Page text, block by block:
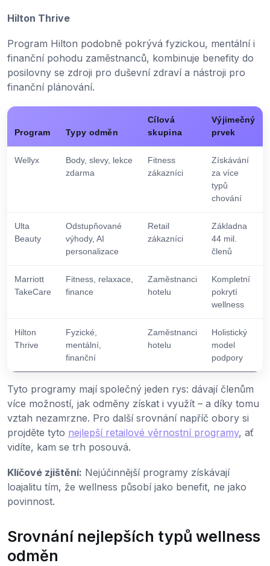
Hilton Thrive
Program Hilton podobně pokrývá fyzickou, mentální i
finanční pohodu zaměstnanců, kombinuje benefity do
posilovny se zdroji pro duševní zdraví a nástroji pro
finanční plánování.
Program Typy odměn
Cílová
skupina
Výjimečný
prvek
Wellyx
Body, slevy, lekce
zdarma
Fitness
zákazníci
Získávání
za více
typů
chování
Ulta
Beauty
Odstupňované
výhody, AI
personalizace
Retail
zákazníci
Základna
44 mil.
členů
Marriott
TakeCare
Fitness, relaxace,
finance
Zaměstnanci
hotelu
Kompletní
pokrytí
wellness
Hilton
Thrive
Fyzické,
mentální,
finanční
Zaměstnanci
hotelu
Holistický
model
podpory
Tyto programy mají společný jeden rys: dávají členům
více možností, jak odměny získat i využít – a díky tomu
vztah nezamrzne. Pro další srovnání napříč obory si
projděte tyto nejlepší retailové věrnostní programy, ať
vidíte, kam se trh posouvá.
Klíčové zjištění: Nejúčinnější programy získávají
loajalitu tím, že wellness působí jako benefit, ne jako
povinnost.
Srovnání nejlepších typů wellness
odměn